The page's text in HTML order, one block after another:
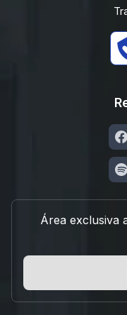
Área exclusiva